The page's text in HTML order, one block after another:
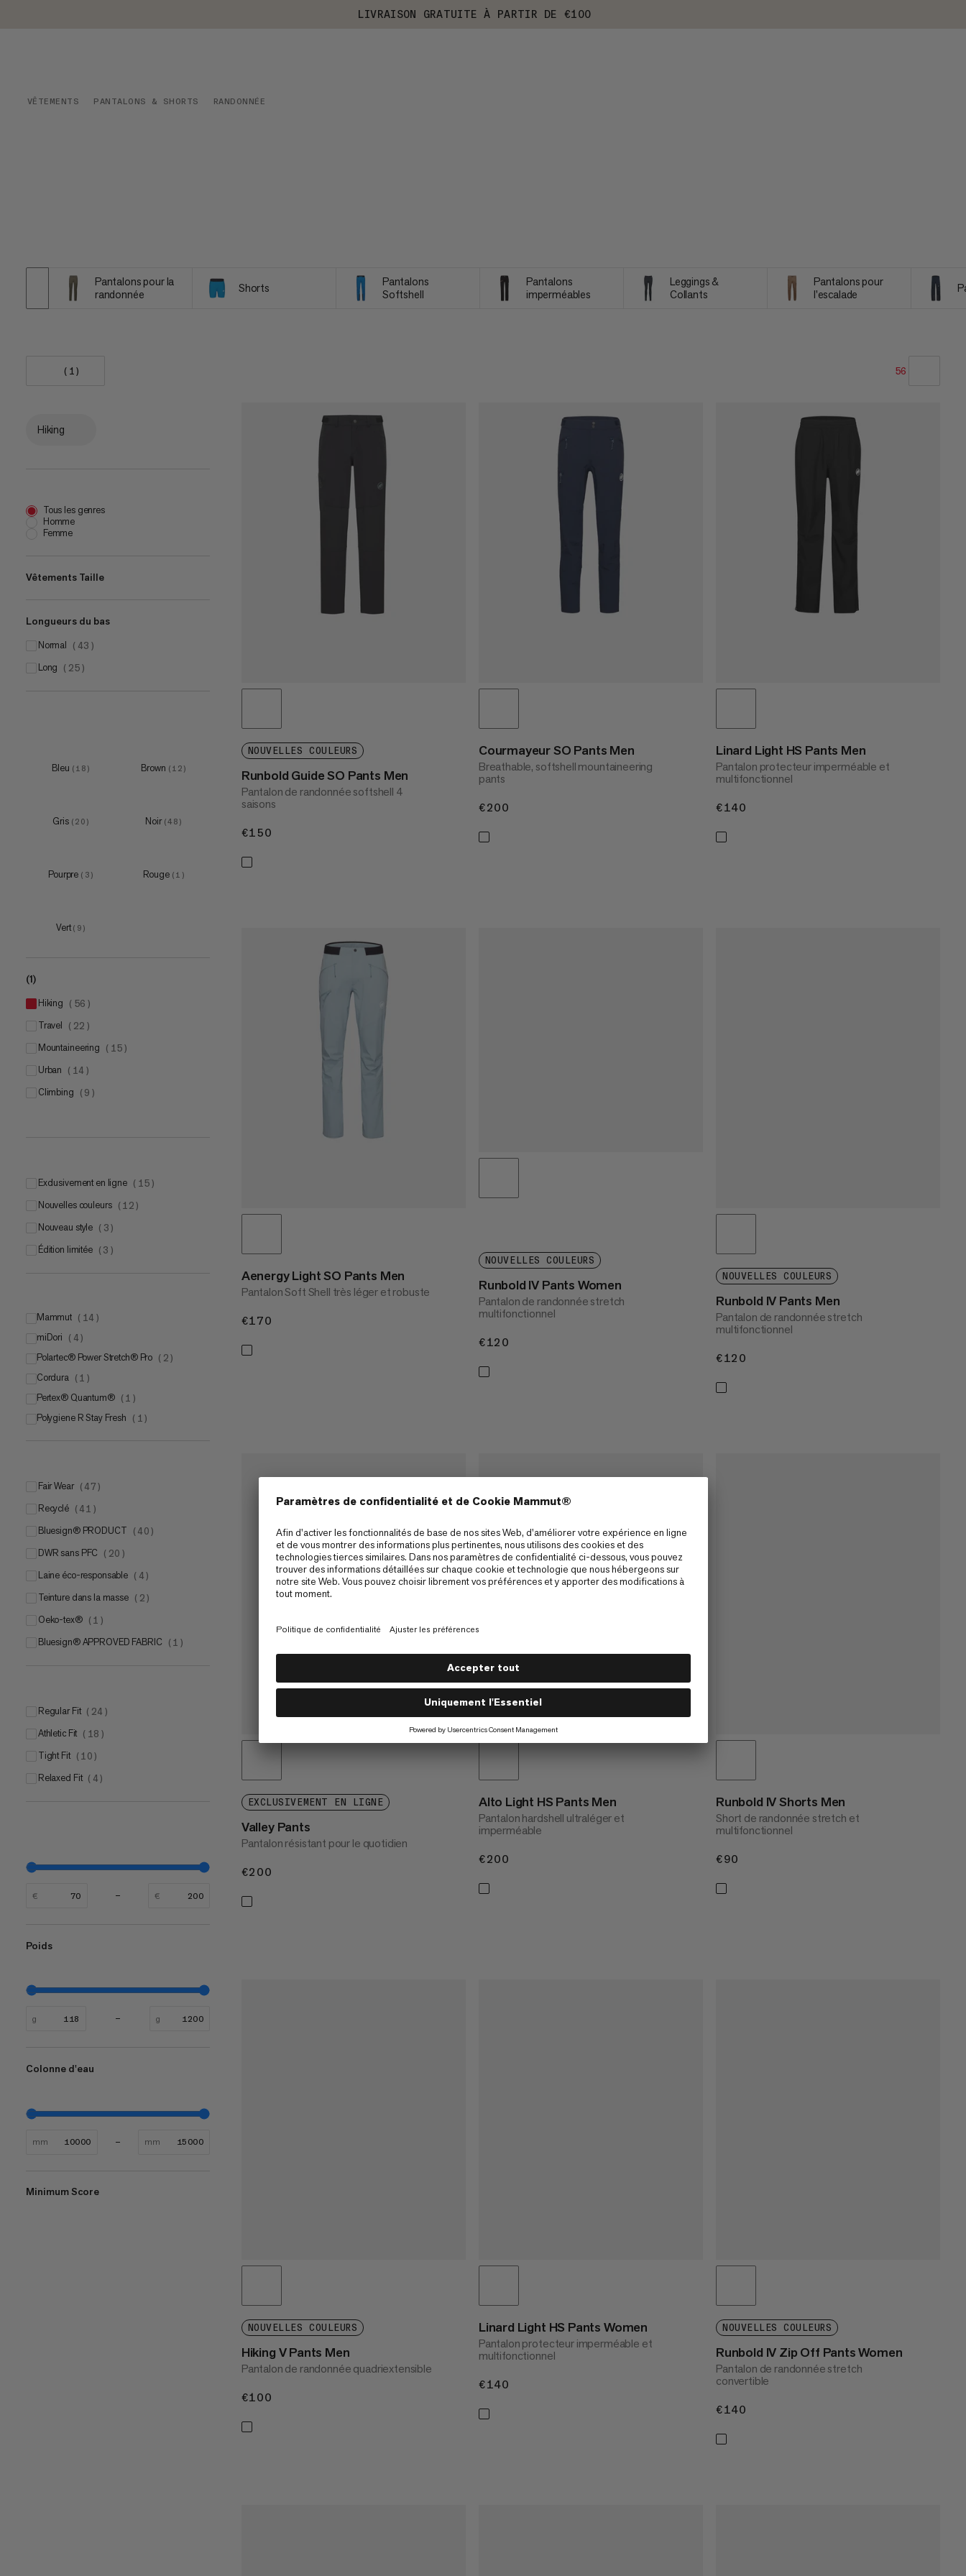
LIVRAISON GRATUITE À PARTIR DE €100
VÊTEMENTS PANTALONS & SHORTS RANDONNÉE
Pantalons pour la
randonnée
Shorts
Pantalons
Softshell
Pantalons
imperméables
Leggings &
Collants
Pantalons pour
l'escalade
(1) 56
PRIX CROISSANT
NOUVEAUTÉS
Hiking
Tous les genres
Homme
Femme
Vêtements Taille
XS (10)
S (17
M (17 )
Longueurs du bas
normal ( 43 )
long ( 25 )
Bleu ( 18 ) Brown ( 12 )
Gris ( 20 ) Noir (48 )
Pourpre ( 3 ) Rouge ( 1 )
Vert ( 9 )
(1)
hiking ( 56 )
travel ( 22 )
mountaineering ( 15 )
urban ( 14 )
climbing ( 9 )
Exclusivement en ligne ( 15 )
Nouvelles couleurs ( 12 )
Nouveau style ( 3 )
Édition limitée ( 3 )
Mammut ( 14 )
Mammut FLEXGUARD
Mammut DRY Tour ( 4)
Mammut SOFtechTM
Mammut LOOPINSULATION
miDori ( 4 )
Polartec® Power Stretch® Pro ( 2 )
Cordura ( 1 )
Pertex® Quantum® ( 1 )
Polygiene R Stay Fresh ( 1 )
Fair Wear ( 47 )
Recyclé ( 41 )
bluesign® PRODUCT ( 40 )
DWR sans PFC ( 20 )
Laine éco-responsable ( 4 )
Teinture dans la masse ( 2 )
Oeko-tex® ( 1 )
bluesign® APPROVED FABRIC ( 1 )
Regular Fit ( 24 )
Athletic Fit ( 18 )
Tight Fit ( 10 )
Relaxed Fit ( 4 )
€ €
Poids
g g
Colonne d'eau
mm mm
Minimum Score
NOUVELLES COULEURS
Runbold Guide SO Pants Men
Pantalon de randonnée softshell 4
saisons
€150
Courmayeur SO Pants Men
Breathable, softshell mountaineering
pants
€200
Linard Light HS Pants Men
Pantalon protecteur imperméable et
multifonctionnel
€140
Aenergy Light SO Pants Men
Pantalon Soft Shell très léger et robuste
€170
NOUVELLES COULEURS
Runbold IV Pants Women
Pantalon de randonnée stretch
multifonctionnel
€120
NOUVELLES COULEURS
Runbold IV Pants Men
Pantalon de randonnée stretch
multifonctionnel
€120
EXCLUSIVEMENT EN LIGNE
Valley Pants
Pantalon résistant pour le quotidien
€200
Alto Light HS Pants Men
Pantalon hardshell ultraléger et
imperméable
€200
Runbold IV Shorts Men
Short de randonnée stretch et
multifonctionnel
€90
NOUVELLES COULEURS
Hiking V Pants Men
Pantalon de randonnée quadriextensible
€100
Linard Light HS Pants Women
Pantalon protecteur imperméable et
multifonctionnel
€140
NOUVELLES COULEURS
Runbold IV Zip Off Pants Women
Pantalon de randonnée stretch
convertible
€140